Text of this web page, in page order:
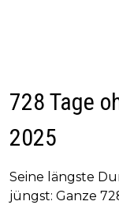
728 Tage
2025
Seine längste
jüngst: Ganze